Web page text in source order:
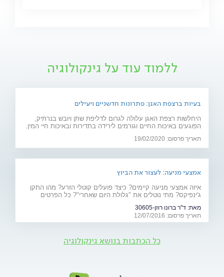
ללמוד עוד על גינקולוגיה
בעיות ברצפת האגן: פתרונות חדשניים ויעילים
היחלשות רצפת האגן עלולה לגרום לדליפת שתן ויובש בנרתיק,
הפוגעים באיכות החיים וגורמים לירידה בתדירות ובאיכות חיי המין.
אלקטרומגנטי ולייזר וגינלי
תאריך פרסום: 19/02/2020
אמצעי מניעה: לעצור את הביוץ
איזה אמצעי מניעה קיימים? כיצד פועלים קוטלי הזרע? מהו התקן
ג'ינפיקס? מתי נוטלים את "גלולת היום שאחרי"? כל הפרטים
מאת: ד"ר ברונו רוזן-30605
תאריך פרסום: 12/07/2016
כל הכתבות בנושא גינקולוגיה